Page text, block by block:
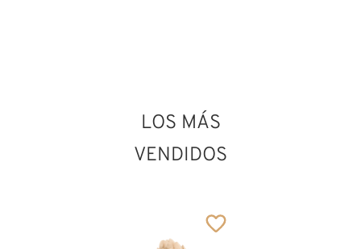
(Fra Angélico)
Añadido al carrito
LOS MÁS
VENDIDOS